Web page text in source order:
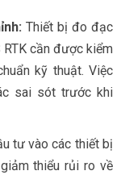
Thiết bị đo đạc
RTKcần được kiểm
kỹ thuật. Việc
sai sót trước khi
tư vào các thiết bị
thiểu rủi ro về